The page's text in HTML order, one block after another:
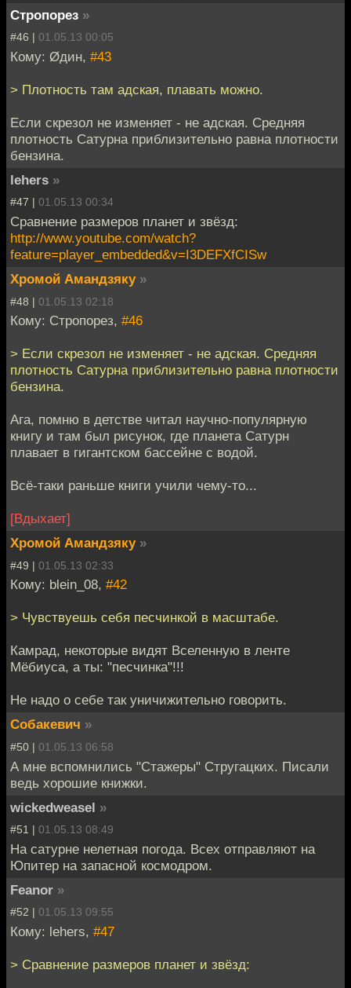
Стропорез »
#46 | 01.05.13 00:05
Кому: Øдин, #43
> Плотность там адская, плавать можно.
Если скрезол не изменяет - не адская. Средняя
плотность Сатурна приблизительно равна плотности
бензина.
lehers »
#47 | 01.05.13 00:34
Сравнение размеров планет и звёзд:
http://www.youtube.com/watch?
feature=player_embedded&v=I3DEFXfCISw
Хромой Амандзяку »
#48 | 01.05.13 02:18
Кому: Стропорез, #46
> Если скрезол не изменяет - не адская. Средняя
плотность Сатурна приблизительно равна плотности
бензина.
Ага, помню в детстве читал научно-популярную
книгу и там был рисунок, где планета Сатурн
плавает в гигантском бассейне с водой.
Всё-таки раньше книги учили чему-то...
[Вдыхает]
Хромой Амандзяку »
#49 | 01.05.13 02:33
Кому: blein_08, #42
> Чувствуешь себя песчинкой в масштабе.
Камрад, некоторые видят Вселенную в ленте
Мёбиуса, а ты: "песчинка"!!!
Не надо о себе так уничижительно говорить.
Собакевич »
#50 | 01.05.13 06:58
А мне вспомнились "Стажеры" Стругацких. Писали
ведь хорошие книжки.
wickedweasel »
#51 | 01.05.13 08:49
На сатурне нелетная погода. Всех отправляют на
Юпитер на запасной космодром.
Feanor »
#52 | 01.05.13 09:55
Кому: lehers, #47
> Сравнение размеров планет и звёзд: